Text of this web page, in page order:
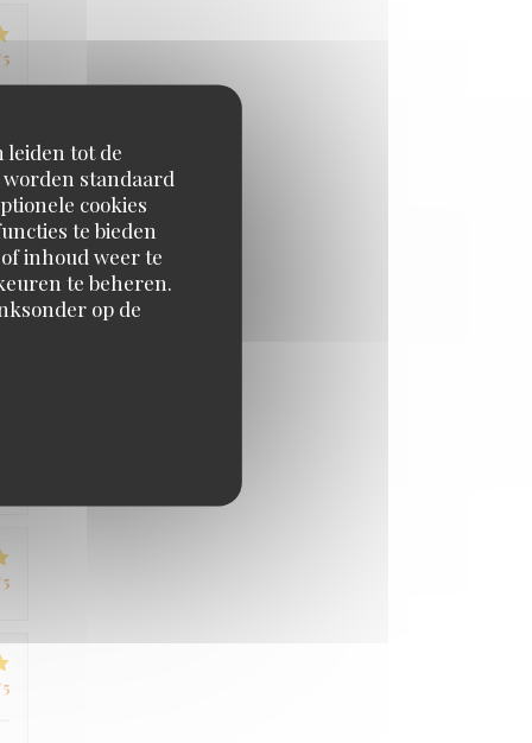
leiden tot de
standaard
cookies
te bieden
inhoud weer te
te beheren.
op de